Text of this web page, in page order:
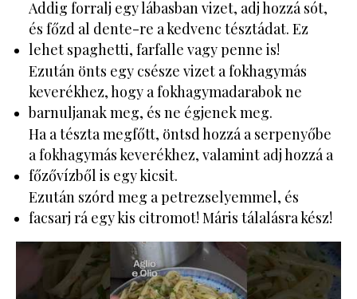
Addig forralj egy lábasban vizet, adj hozzá sót,
és főzd al dente-re a kedvenc tésztádat. Ez
lehet spaghetti, farfalle vagy penne is!
Ezután önts egy csésze vizet a fokhagymás
keverékhez, hogy a fokhagymadarabok ne
barnuljanak meg, és ne égjenek meg.
Ha a tészta megfőtt, öntsd hozzá a serpenyőbe
a fokhagymás keverékhez, valamint adj hozzá a
főzővízből is egy kicsit.
Ezután szórd meg a petrezselyemmel, és
facsarj rá egy kis citromot! Máris tálalásra kész!